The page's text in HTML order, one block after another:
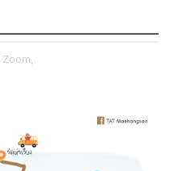
Zoom,